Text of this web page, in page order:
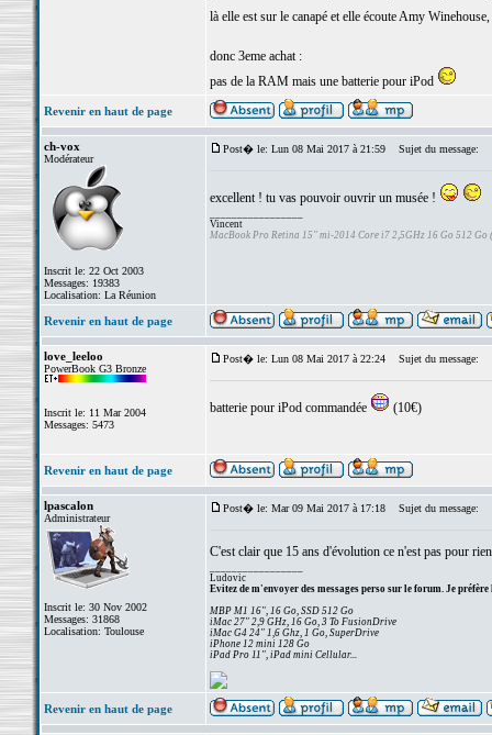
là elle est sur le canapé et elle écoute Amy
donc 3eme achat :
pas de la RAM mais une batterie pour iPod
Revenir en haut de page
ch-vox
Modérateur
Inscrit le: 22 Oct 2003
Messages: 19383
Localisation: La Réunion
Post� le: Lun 08 Mai 2017 à 21:59 Sujet du message:
excellent ! tu vas pouvoir ouvrir un musée !
Vincent
MacBook Pro Retina 15" mi-2014 Core i7 2,5GHz 16 Go 512 Go
Revenir en haut de page
love_leeloo
PowerBook G3 Bronze
Inscrit le: 11 Mar 2004
Messages: 5473
Post� le: Lun 08 Mai 2017 à 22:24 Sujet du message:
batterie pour iPod commandée (10€)
Revenir en haut de page
lpascalon
Administrateur
Inscrit le: 30 Nov 2002
Messages: 31868
Localisation: Toulouse
Post� le: Mar 09 Mai 2017 à 17:18 Sujet du message:
C'est clair que 15 ans d'évolution ce n'est pas pour
Ludovic
Evitez de m'envoyer des messages perso sur le forum. Je préfère
MBP M1 16", 16 Go, SSD 512 Go
iMac 27" 2,9 GHz, 16 Go, 3 To FusionDrive
iMac G4 24" 1,6 Ghz, 1 Go, SuperDrive
iPhone 12 mini 128 Go
iPad Pro 11", iPad mini Cellular...
Revenir en haut de page